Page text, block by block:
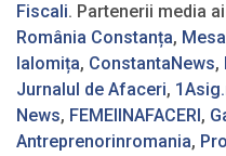
Fiscali. Partenerii media
România Constanța,
Ialomița, ConstantaNews,
Jurnalul de Afaceri,
News, FEMEIINAFACERI ,
Antreprenorinromania,